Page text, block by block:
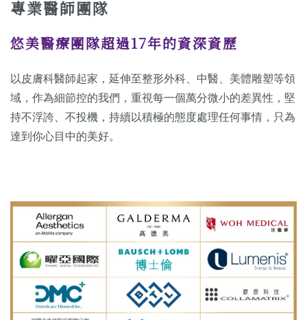
專業醫師團隊
悠美醫療團隊超過17年的資深資歷
以皮膚科醫師起家，延伸至整形外科、中醫、美體雕塑等領
域，作為細節控的我們，重視每一個萬分微小的差異性，堅
持不浮誇、不投機，持續以積極的態度處理任何事情，只為
達到你心目中的美好。